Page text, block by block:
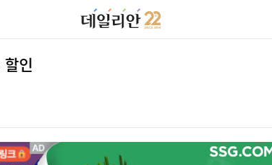
인